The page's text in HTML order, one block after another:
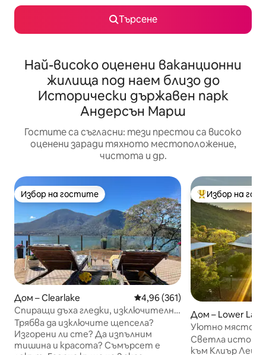
Търсене
Най-високо оценени ваканционни
жилища под наем близо до
Исторически държавен парк
Андерсън Марш
Гостите са съгласни: тези престои са високо
оценени заради тяхното местоположение,
чистота и др.
Избор на гостите
Избор на гостите
Дом – Clearlake Средна оценка: 4,96 от 5,
4,96 (361)
Спиращи дъха гледки, изключителна
поверителност и вие!
Трябва да изключите щепсела?
Изгорени ли сте? Да изпълним
тишина и красота? Съмърсет е
Най-популярен
Избор на
Дом – Lower Lake
Уютно място за
частни пътечки
Светла
към Клиър